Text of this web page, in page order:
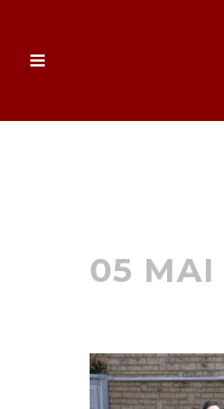
05 MAI